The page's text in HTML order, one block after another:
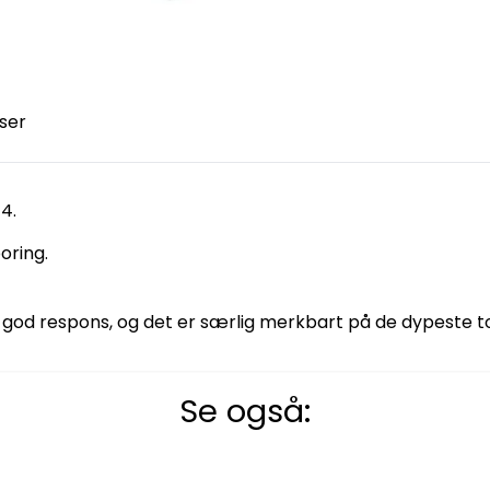
respons, og det er særlig merkbart på de dypeste
Se også: